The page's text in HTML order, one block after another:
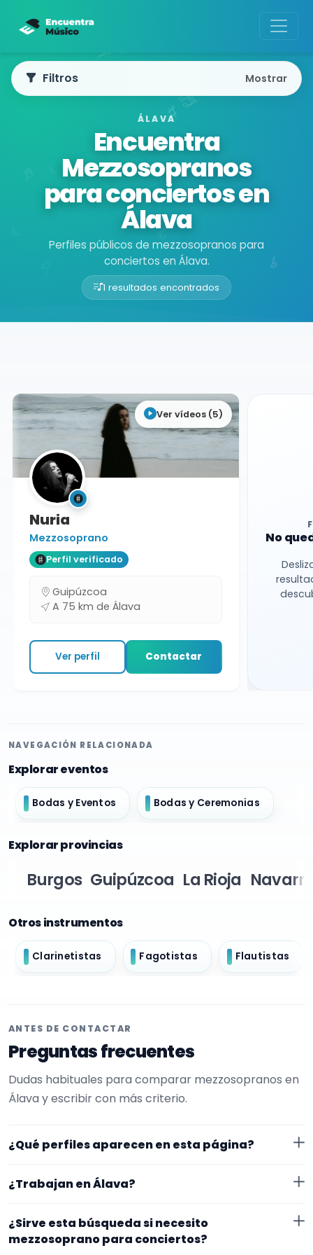
ÁLAVA
Encuentra
Mezzosopranos
para conciertos en
Álava
Perfiles públicos de mezzosopranos para
conciertos en Álava.
1 resultados encontrados
Buscador de músicos
Filtros Mostrar
Ver vídeos (5)
Nuria
Mezzosoprano
Perfil verificado
Guipúzcoa
A 75 km de Álava
Ver perfil Contactar
No
NAVEGACIÓN RELACIONADA
Explorar eventos
Bodas y Eventos Bodas y Ceremonias
Explorar provincias
Burgos Guipúzcoa La Rioja
Otros instrumentos
Clarinetistas Fagotistas Flautistas
ANTES DE CONTACTAR
Preguntas frecuentes
Dudas habituales para comparar mezzosopranos en
Álava y escribir con más criterio.
¿Qué perfiles aparecen en esta página?
Aquí se muestran mezzosopranos con perfil público
en EncuentraMúsico. La selección está filtrada por
experiencia o disponibilidad para conciertos. Además,
la página se centra en perfiles que trabajan en Álava.
¿Trabajan en Álava?
en Álava. Aun así, conviene confirmar lugar exacto,
¿Sirve esta búsqueda si necesito
mezzosoprano para conciertos?